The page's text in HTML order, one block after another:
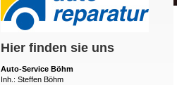
Hier finden sie uns
Auto-Service Böhm
Inh.: Steffen Böhm